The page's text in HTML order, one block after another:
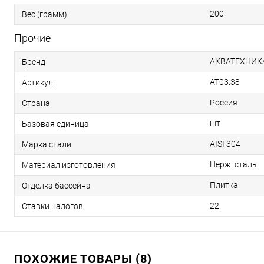
Вес (грамм) 200
Прочие
Бренд
Артикул AT03.38
Страна Россия
Базовая единица шт
Марка стали AISI 304
Материал изготовления Нерж. сталь
Отделка бассейна Плитка
Ставки налогов 22
ПОХОЖИЕ ТОВАРЫ (8)